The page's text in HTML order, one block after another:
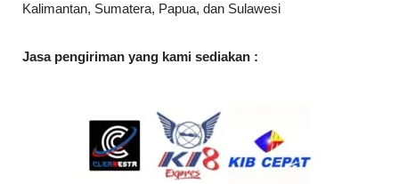
Kalimantan, Sumatera, Papua, dan Sulawesi
Jasa pengiriman yang kami sediakan :